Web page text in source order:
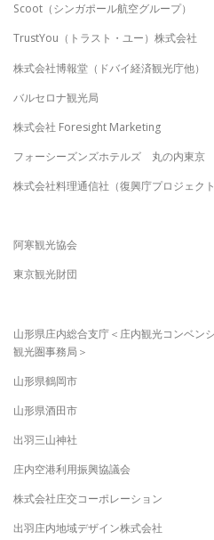
Scoot（シンガポール航空グループ）
TrustYou（トラスト・ユー）株式会社
株式会社博報堂（ドバイ経済観光庁他）
バルセロナ観光局
株式会社 Foresight Marketing
フォーシーズンズホテルズ 丸の内東京
株式会社料理通信社（復興庁プロジェクト
阿寒観光協会
東京観光財団
山形県庄内総合支庁＜庄内観光コンベ
観光圏事務局＞
山形県鶴岡市
山形県酒田市
出羽三山神社
庄内空港利用振興協議会
株式会社庄交コーポレーション
出羽庄内地域デザイン株式会社